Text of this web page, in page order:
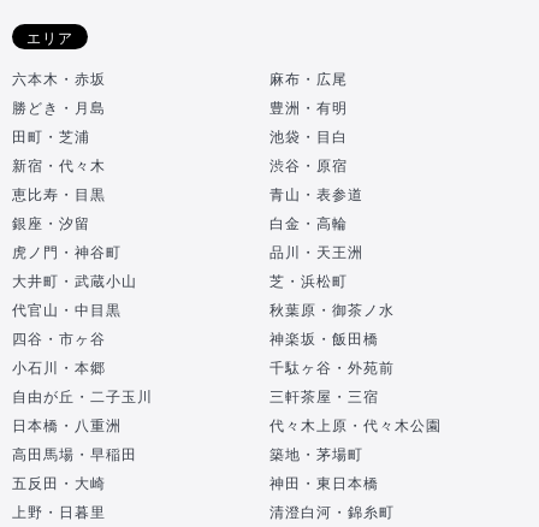
エリア
六本木・赤坂
麻布・広尾
勝どき・月島
豊洲・有明
田町・芝浦
池袋・目白
新宿・代々木
渋谷・原宿
恵比寿・目黒
青山・表参道
銀座・汐留
白金・高輪
虎ノ門・神谷町
品川・天王洲
大井町・武蔵小山
芝・浜松町
代官山・中目黒
秋葉原・御茶ノ水
四谷・市ヶ谷
神楽坂・飯田橋
小石川・本郷
千駄ヶ谷・外苑前
自由が丘・二子玉川
三軒茶屋・三宿
日本橋・八重洲
代々木上原・代々木公園
高田馬場・早稲田
築地・茅場町
五反田・大崎
神田・東日本橋
上野・日暮里
清澄白河・錦糸町